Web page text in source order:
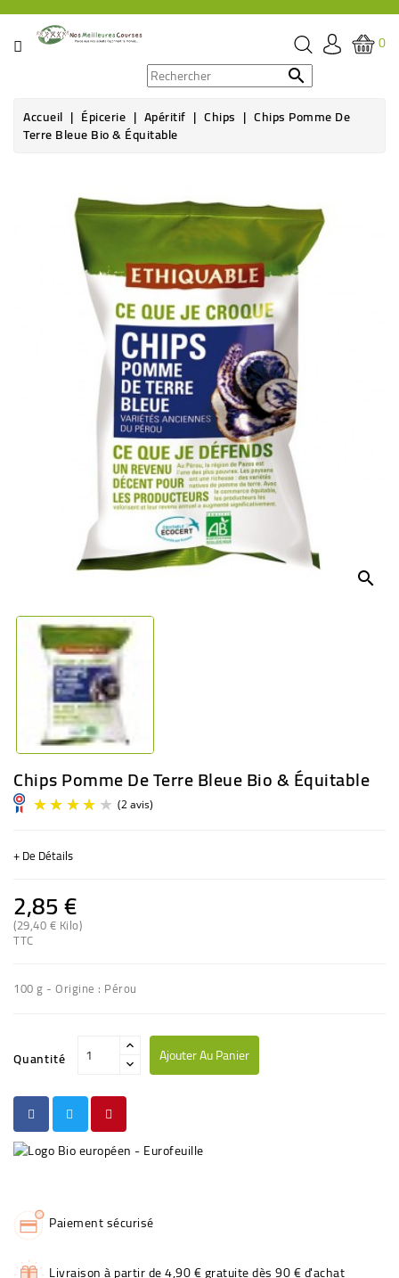
CATÉGORIE
ÉPICERIE
BOISSON
0

Accueil Épicerie Apéritif Chips Chips Pomme De
Terre Bleue Bio & Équitable
search
Chips Pomme De Terre Bleue Bio & Équitable
+ De Détails
2,85 €
(29,40 € Kilo)
TTC
100 g - Origine : Pérou
Quantité Ajouter Au Panier
Paiement sécurisé
Livraison à partir de 4,90 € gratuite dès 90 € d'achat